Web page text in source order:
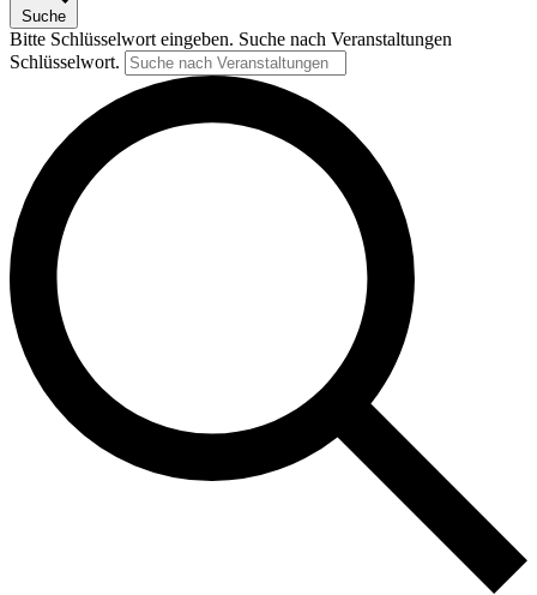
Suche
Bitte Schlüsselwort eingeben. Suche nach Veranstaltungen
Schlüsselwort.